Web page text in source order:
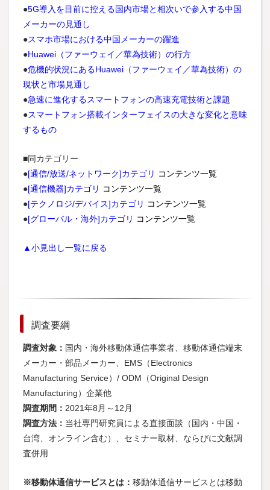
●5G導入を目前に控える国内市場と相次いで参入する中国
メーカーの見通し
●スマホ市場における中国メーカーの躍進
●Huawei（ファーウェイ／華為技術）の行方
●危機的状況にあるHuawei（ファーウェイ／華為技術）の
現状と市場見通し
●急速に進化するスマートフォンの高速充電技術と課題
●スマートフォン搭載インターフェイスの大きな変化と意味
するもの
■同カテゴリー
●[通信/放送/ネットワーク]カテゴリ コンテンツ一覧
●[通信機器]カテゴリ コンテンツ一覧
●[テクノロジ/デバイス]カテゴリ コンテンツ一覧
●[グローバル・海外]カテゴリ コンテンツ一覧
▲小見出し一覧に戻る
調査要綱
調査対象： 国内・海外移動体通信事業者、移動体通信端末
メーカー・部品メーカー、EMS（Electronics
Manufacturing Service）/ ODM（Original Design
Manufacturing）企業他
調査期間： 2021年8月～12月
調査方法： 当社専門研究員による直接面談（国内・中国・
台湾、オンライン含む）、セミナー取材、ならびに文献調
査併用
※移動体通信サービスとは： 移動体通信サービスとは移動